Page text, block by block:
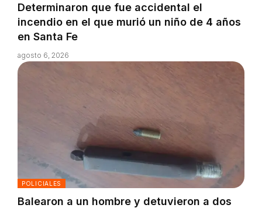
Determinaron que fue accidental el
incendio en el que murió un niño de 4 años
en Santa Fe
agosto 6, 2026
POLICIALES
Balearon a un hombre y detuvieron a dos